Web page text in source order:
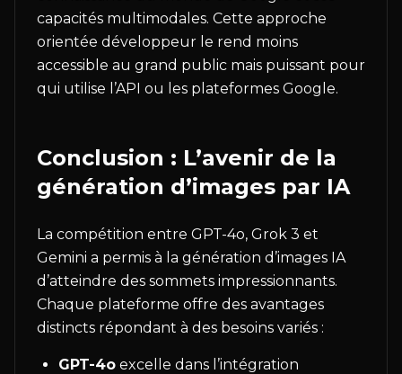
capacités multimodales. Cette approche
orientée développeur le rend moins
accessible au grand public mais puissant pour
qui utilise l’API ou les plateformes Google.
Conclusion : L’avenir de la
génération d’images par IA
La compétition entre GPT-4o, Grok 3 et
Gemini a permis à la génération d’images IA
d’atteindre des sommets impressionnants.
Chaque plateforme offre des avantages
distincts répondant à des besoins variés :
GPT-4o excelle dans l’intégration